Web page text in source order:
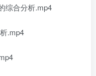
合分析.mp4
.mp4